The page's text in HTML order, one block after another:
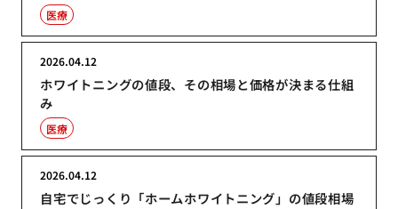
医療
ホワイトニングの値段、その相場と価格が決まる仕組
み
2026.04.12
医療
自宅でじっくり「ホームホワイトニング」の値段相場
2026.04.12